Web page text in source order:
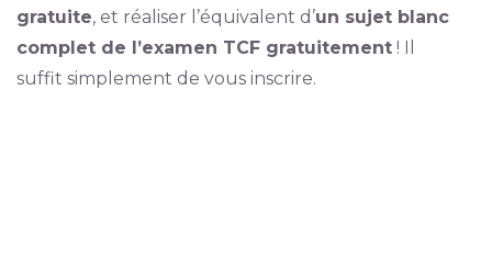
gratuite, et réaliser l’équivalent d’un sujet blanc
complet de l’examen TCF gratuitement! Il
suffit simplement de vous inscrire.